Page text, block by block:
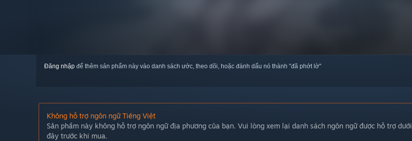
Đăng nhập để thêm sản phẩm này vào danh sách ước, theo dõi, hoặc đánh dấu nó thành "đã phớt lờ"
Không hỗ trợ ngôn ngữ Tiếng Việt
Sản phẩm này không hỗ trợ ngôn ngữ địa phương của bạn. Vui lòng xem lại danh sách ngôn ngữ được hỗ trợ dưới
đây trước khi mua.